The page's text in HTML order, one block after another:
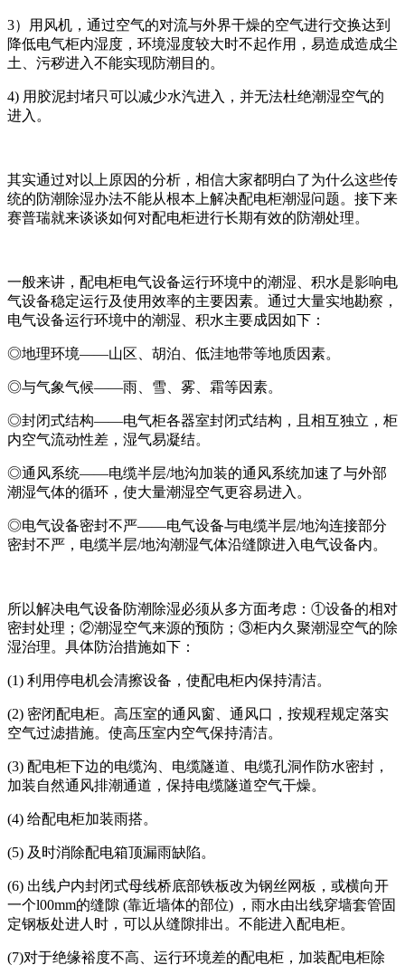
3）用风机，通过空气的对流与外界干燥的空气进行交换达到
降低电气柜内湿度，环境湿度较大时不起作用，易造成造成尘
土、污秽进入不能实现防潮目的。
4) 用胶泥封堵只可以减少水汽进入，并无法杜绝潮湿空气的
进入。
其实通过对以上原因的分析，相信大家都明白了为什么这些传
统的防潮除湿办法不能从根本上解决配电柜潮湿问题。接下来
赛普瑞就来谈谈如何对配电柜进行长期有效的防潮处理。
一般来讲，配电柜电气设备运行环境中的潮湿、积水是影响电
气设备稳定运行及使用效率的主要因素。通过大量实地勘察，
电气设备运行环境中的潮湿、积水主要成因如下：
◎地理环境——山区、胡泊、低洼地带等地质因素。
◎与气象气候——雨、雪、雾、霜等因素。
◎封闭式结构——电气柜各器室封闭式结构，且相互独立，柜
内空气流动性差，湿气易凝结。
◎通风系统——电缆半层/地沟加装的通风系统加速了与外部
潮湿气体的循环，使大量潮湿空气更容易进入。
◎电气设备密封不严——电气设备与电缆半层/地沟连接部分
密封不严，电缆半层/地沟潮湿气体沿缝隙进入电气设备内。
所以解决电气设备防潮除湿必须从多方面考虑：①设备的相对
密封处理；②潮湿空气来源的预防；③柜内久聚潮湿空气的除
湿治理。具体防治措施如下：
(1) 利用停电机会清擦设备，使配电柜内保持清洁。
(2) 密闭配电柜。高压室的通风窗、通风口，按规程规定落实
空气过滤措施。使高压室内空气保持清洁。
(3) 配电柜下边的电缆沟、电缆隧道、电缆孔洞作防水密封，
加装自然通风排潮通道，保持电缆隧道空气干燥。
(4) 给配电柜加装雨搭。
(5) 及时消除配电箱顶漏雨缺陷。
(6) 出线户内封闭式母线桥底部铁板改为钢丝网板，或横向开
一个l00mm的缝隙 (靠近墙体的部位) ，雨水由出线穿墙套管固
定钢板处进人时，可以从缝隙排出。不能进入配电柜。
(7)对于绝缘裕度不高、运行环境差的配电柜，加装配电柜除